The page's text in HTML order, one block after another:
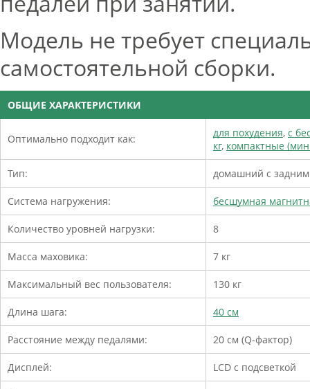
Модель не требует
самостоятельной сборки.
ОБЩИЕ ХАРАКТЕРИСТИКИ
Оптимально подходит как: для похудения, с
кг, компактные
Тип: домашний с
Система нагружения: бесшумная
Количество уровней нагрузки: 8
Масса маховика: 7 кг
Максимальный вес пользователя: 130 кг
Длина шага: 40 см
Расстояние между педалями: 20 см (Q-фактор)
Дисплей: LCD с подсветкой